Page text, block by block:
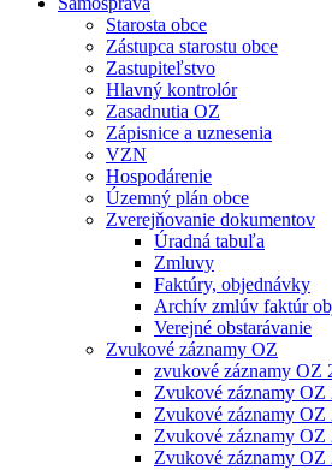
Starosta obce
Zástupca starostu obce
Zastupiteľstvo
Hlavný kontrolór
Zasadnutia OZ
Zápisnice a uznesenia
VZN
Hospodárenie
Územný plán obce
Zverejňovanie dokumentov
Úradná tabuľa
Zmluvy
Faktúry, objednávky
Archív zmlúv faktúr
Verejné obstarávanie
Zvukové záznamy OZ
zvukové záznamy OZ
Zvukové záznamy OZ
Zvukové záznamy OZ
Zvukové záznamy OZ
Zvukové záznamy OZ